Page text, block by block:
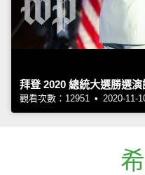
拜登 2020 總統大選勝選
觀看次數：12951 • 2020-11-